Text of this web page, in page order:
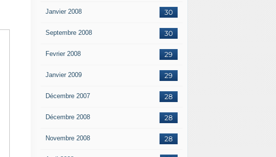
30
Janvier 2008
30
Septembre 2008
29
Fevrier 2008
29
Janvier 2009
28
Décembre 2007
28
Décembre 2008
28
Novembre 2008